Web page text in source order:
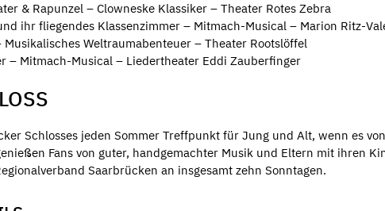
& Rapunzel – Clowneske Klassiker – Theater Rotes Zebra
ihr fliegendes Klassenzimmer – Mitmach-Musical – Marion Ritz-
Weltraumabenteuer – Theater Rootslöffel
– Mitmach-Musical – Liedertheater Eddi Zauberfinger
Schlosses jeden Sommer Treffpunkt für Jung und Alt, wenn es
Fans von guter, handgemachter Musik und Eltern mit ihren
Saarbrücken an insgesamt zehn Sonntagen.